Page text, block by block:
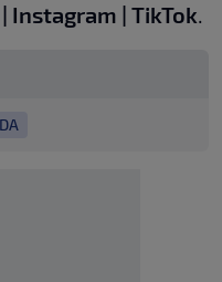
| Instagram | TikTok.